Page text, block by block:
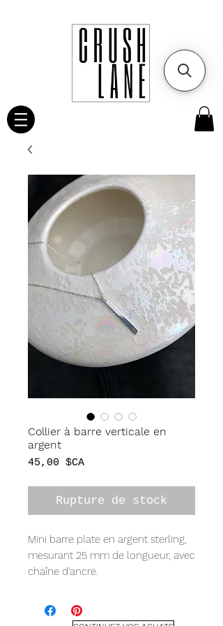
Collier à barre verticale en
argent
45,00 $CAPrix
Rupture de stock
Mini barre plate en argent sterling,
mesurant 25 mm de longueur, avec
chaîne d'ancre.
Estampillé à la main avec notre
police « Economy Uppercase » ou «